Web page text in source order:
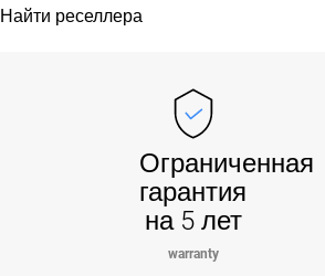
Найти реселлера
Ограниченная
гарантия
на 5 лет
warranty